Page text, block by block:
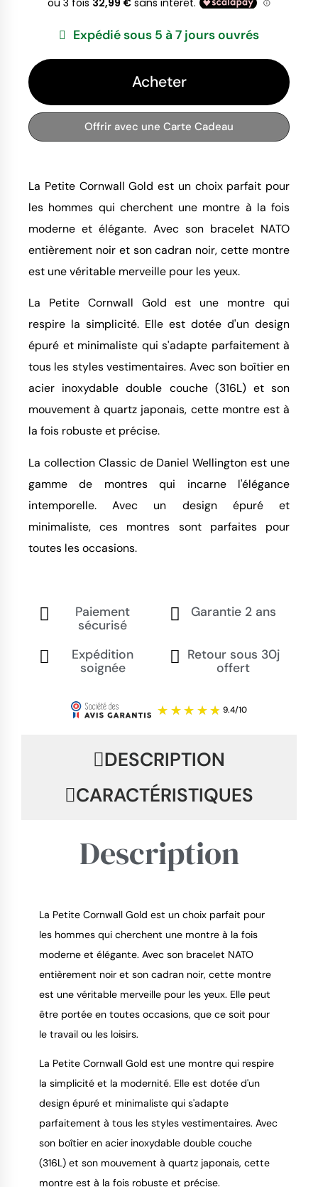
Expédié sous 5 à 7 jours ouvrés
Acheter
Offrir avec une Carte Cadeau
La Petite Cornwall Gold est un choix parfait pour
les hommes qui cherchent une montre à la fois
moderne et élégante. Avec son bracelet NATO
entièrement noir et son cadran noir, cette montre
est une véritable merveille pour les yeux.
La Petite Cornwall Gold est une montre qui
respire la simplicité. Elle est dotée d'un design
épuré et minimaliste qui s'adapte parfaitement à
tous les styles vestimentaires. Avec son boîtier en
acier inoxydable double couche (316L) et son
mouvement à quartz japonais, cette montre est à
la fois robuste et précise.
La collection Classic de Daniel Wellington est une
gamme de montres qui incarne l'élégance
intemporelle. Avec un design épuré et
minimaliste, ces montres sont parfaites pour
toutes les occasions.
Paiement
sécurisé
Garantie 2 ans
Expédition
soignée
Retour sous 30j
offert
DESCRIPTION
CARACTÉRISTIQUES
Description
La Petite Cornwall Gold est un choix parfait pour
les hommes qui cherchent une montre à la fois
moderne et élégante. Avec son bracelet NATO
entièrement noir et son cadran noir, cette montre
est une véritable merveille pour les yeux. Elle peut
être portée en toutes occasions, que ce soit pour
le travail ou les loisirs.
La Petite Cornwall Gold est une montre qui respire
la simplicité et la modernité. Elle est dotée d'un
design épuré et minimaliste qui s'adapte
parfaitement à tous les styles vestimentaires. Avec
son boîtier en acier inoxydable double couche
(316L) et son mouvement à quartz japonais, cette
montre est à la fois robuste et précise.